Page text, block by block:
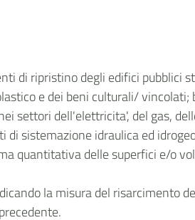
di ripristino degli edifici pubblici
e dei beni culturali/ vincolati;
settori dell'elettricita', del gas,
sistemazione idraulica ed
quantitativa delle superfici e/o
la misura del risarcimento